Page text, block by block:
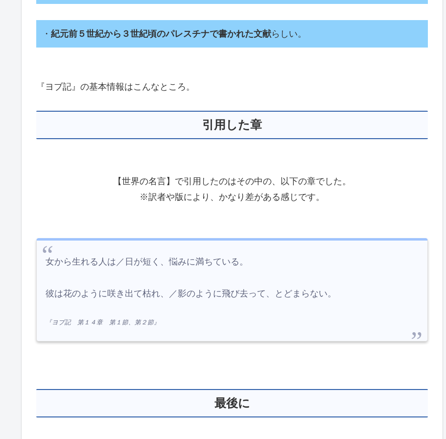
・ 紀元前５世紀から３世紀頃のパレスチナで書かれた文献らしい。
『ヨブ記』の基本情報はこんなところ。
引用した章
【世界の名言】で引用したのはその中の、以下の章でした。
※訳者や版により、かなり差がある感じです。
女から生れる人は／日が短く、悩みに満ちている。
彼は花のように咲き出て枯れ、／影のように飛び去って、とどまらない。
『ヨブ記 第１４章 第１節、第２節』
最後に